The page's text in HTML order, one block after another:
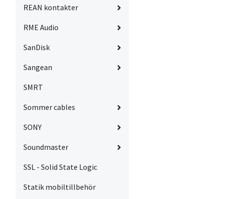
REAN kontakter
RME Audio
SanDisk
Sangean
SMRT
Sommer cables
SONY
Soundmaster
SSL - Solid State Logic
Statik mobiltillbehör